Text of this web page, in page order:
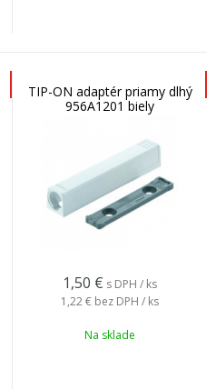
TIP-ON adaptér priamy dlhý
956A1201 biely
1,50 € s DPH / ks
1,22 € bez DPH / ks
Na sklade